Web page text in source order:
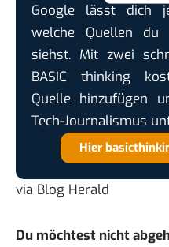
Google lässt dich
welche Quellen
siehst. Mit zwei
BASIC thinking
Quelle hinzufügen
Tech-Journalismus
Hier
via Blog Herald
Du möchtest nicht